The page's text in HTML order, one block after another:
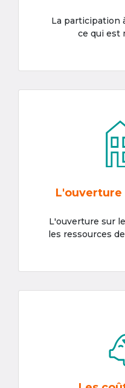
La participation
ce qui est
L'ouverture
L'ouverture sur
les ressources